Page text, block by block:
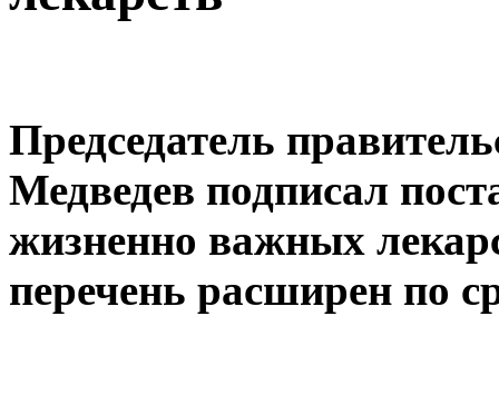
Председатель
Медведев подписал
жизненно важных
перечень расширен по